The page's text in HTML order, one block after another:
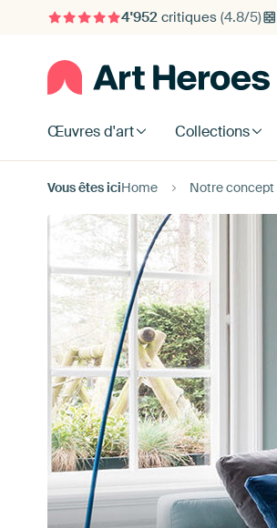
4'952critiques (4.8/5)
Œuvres d'art Collections
Vous êtes iciHome Notre concept